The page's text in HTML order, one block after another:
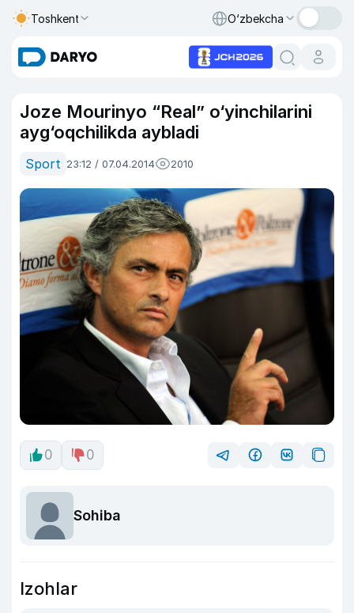
Toshkent O‘zbekcha
Joze Mourinyo “Real” o‘yinchilarini
ayg‘oqchilikda aybladi
Sport 23:12 / 07.04.2014 2010
0 0
Sohiba
Izohlar